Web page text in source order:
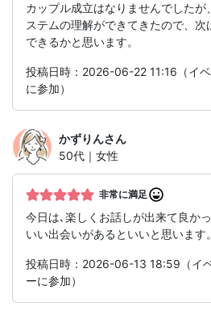
カップル成立はなりませんでした
ステムの理解ができてきたので、
できるかと思います。
投稿日時：2026-06-22 11:16（イ
に参加）
かずりんさん
50代｜女性
非常に満足
今日は､楽しくお話しが出来て良か
いい出会いがあるといいと思います。
投稿日時：2026-06-13 18:59（イ
ーに参加）